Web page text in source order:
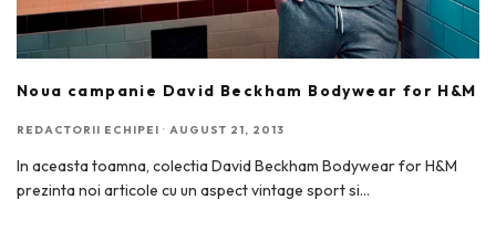
Noua campanie David Beckham Bodywear for H&M
REDACTORII ECHIPEI · AUGUST 21, 2013
In aceasta toamna, colectia David Beckham Bodywear for H&M
prezinta noi articole cu un aspect vintage sport si...